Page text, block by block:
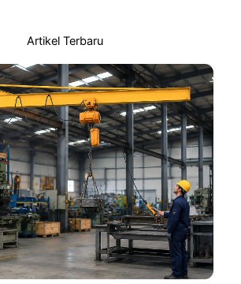
Artikel Terbaru